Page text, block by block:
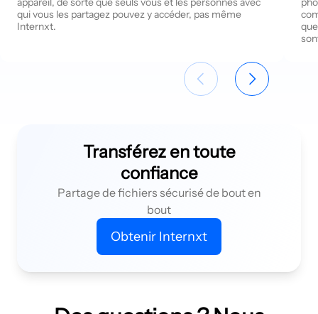
qui vous les partagez pouvez y accéder, pas même
Internxt.
Transférez en toute
confiance
Partage de fichiers sécurisé de bout en
bout
Obtenir Internxt